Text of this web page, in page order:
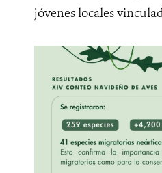
jóvenes locales